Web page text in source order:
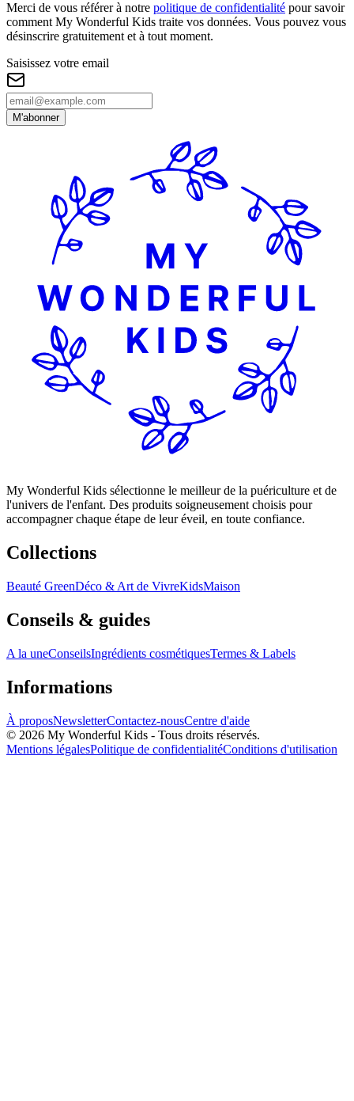
Merci de vous référer à notre politique de confidentialité pour savoir
comment My Wonderful Kids traite vos données. Vous pouvez vous
désinscrire gratuitement et à tout moment.
Saisissez votre email
M'abonner
My Wonderful Kids sélectionne le meilleur de la puériculture et de
l'univers de l'enfant. Des produits soigneusement choisis pour
accompagner chaque étape de leur éveil, en toute confiance.
Collections
Beauté GreenDéco & Art de VivreKidsMaison
Conseils & guides
A la uneConseilsIngrédients cosmétiquesTermes & Labels
Informations
À proposNewsletterContactez-nousCentre d'aide
© 2026 My Wonderful Kids - Tous droits réservés.
Mentions légalesPolitique de confidentialitéConditions d'utilisation